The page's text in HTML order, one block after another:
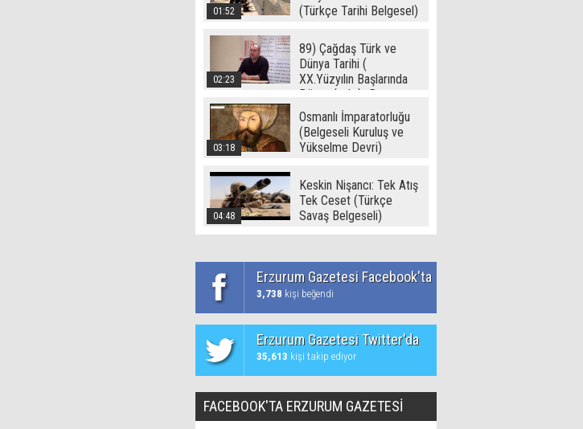
01:52
(Türkçe Tarihi Belgesel)
02:23
89) Çağdaş Türk ve
Dünya Tarihi (
XX.Yüzyılın Başlarında
Dünya ( - I -) -Ramazan
Yetgin (2017)
03:18
Osmanlı İmparatorluğu
(Belgeseli Kuruluş ve
Yükselme Devri)
04:48
Keskin Nişancı: Tek Atış
Tek Ceset (Türkçe
Savaş Belgeseli)
Erzurum Gazetesi Facebook'ta
3,738 kişi beğendi
Erzurum Gazetesi Twitter'da
35,613 kişi takip ediyor
FACEBOOK'TA ERZURUM GAZETESİ